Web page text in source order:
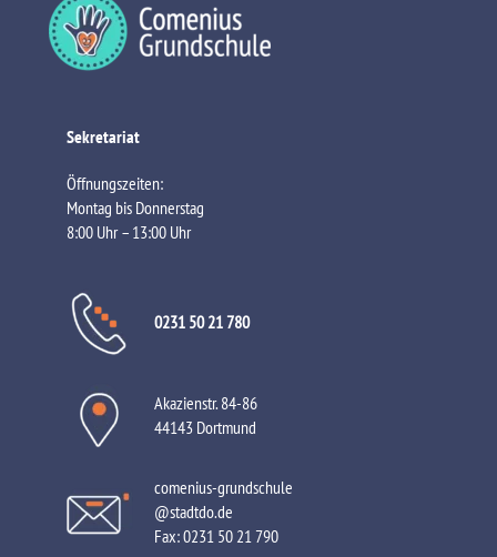
Sekretariat
Öffnungszeiten:
Montag bis Donnerstag
8:00 Uhr – 13:00 Uhr
0231 50 21 780
Akazienstr. 84-86
44143 Dortmund
comenius-grundschule
@stadtdo.de
Fax:0231 50 21 790